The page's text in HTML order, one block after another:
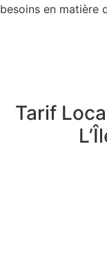
besoins en matière
Tarif